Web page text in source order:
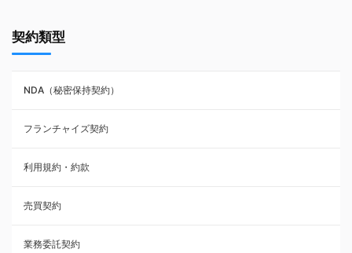
NDA（秘密保持契約）
業務委託契約
利用規約・約款
覚書・合意書・同意書
承諾書
雇用契約
契約類型
NDA（秘密保持契約）
フランチャイズ契約
利用規約・約款
売買契約
業務委託契約